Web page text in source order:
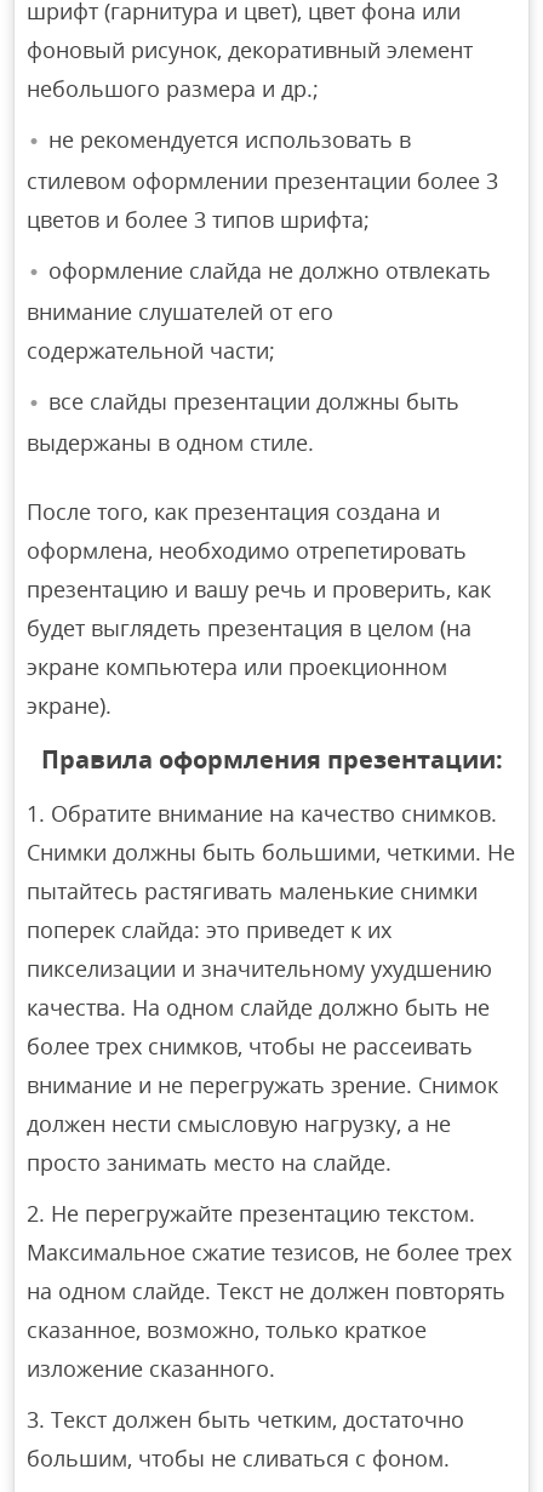
шрифт (гарнитура и цвет), цвет фона или
фоновый рисунок, декоративный элемент
небольшого размера и др.;
не рекомендуется использовать в
стилевом оформлении презентации более 3
цветов и более 3 типов шрифта;
оформление слайда не должно отвлекать
внимание слушателей от его
содержательной части;
все слайды презентации должны быть
выдержаны в одном стиле.
После того, как презентация создана и
оформлена, необходимо отрепетировать
презентацию и вашу речь и проверить, как
будет выглядеть презентация в целом (на
экране компьютера или проекционном
экране).
Правила оформления презентации:
Обратите внимание на качество снимков.
Снимки должны быть большими, четкими. Не
пытайтесь растягивать маленькие снимки
поперек слайда: это приведет к их
пикселизации и значительному ухудшению
качества. На одном слайде должно быть не
более трех снимков, чтобы не рассеивать
внимание и не перегружать зрение. Снимок
должен нести смысловую нагрузку, а не
просто занимать место на слайде.
Не перегружайте презентацию текстом.
Максимальное сжатие тезисов, не более трех
на одном слайде. Текст не должен повторять
сказанное, возможно, только краткое
изложение сказанного.
Текст должен быть четким, достаточно
большим, чтобы не сливаться с фоном.